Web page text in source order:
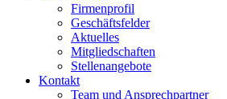
Firmenprofil
Geschäftsfelder
Aktuelles
Mitgliedschaften
Stellenangebote
Kontakt
Team und Ansprechpartner